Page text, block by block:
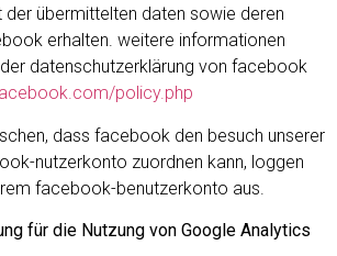
der übermittelten daten sowie deren
erhalten. weitere informationen
datenschutzerklärung von facebook
policy.php
dass facebook den besuch unserer
nutzerkonto zuordnen kann, loggen
facebook-benutzerkonto aus.
für die Nutzung von Google Analytics